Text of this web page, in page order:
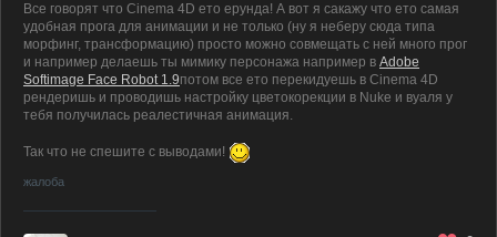
Все говорят что Cinema 4D ето ерунда! А вот я сакажу что ето самая
удобная прога для анимации и не только (ну я неберу сюда типа
морфинг, трансформацию) просто можно совмещать с ней много прог
и например делаешь ты мимику персонажа например в Adobe
Softimage Face Robot 1.9потом все ето перекидуешь в Cinema 4D
рендеришь и проводишь настройку цветокорекции в Nuke и вуаля у
тебя получилась реалестичная анимация.
Так что не спешите с выводами!
жалоба